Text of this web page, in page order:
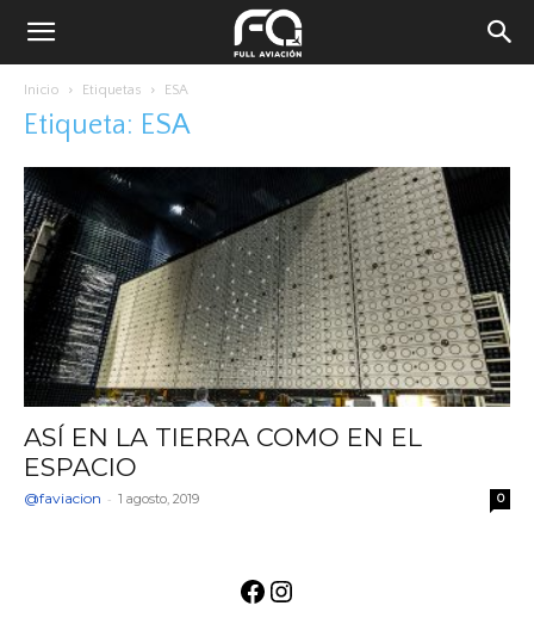
Inicio Etiquetas ESA
Etiqueta: ESA
ASÍ EN LA TIERRA COMO EN EL
ESPACIO
@faviacion - 1 agosto, 2019 0
Facebook
Instagram